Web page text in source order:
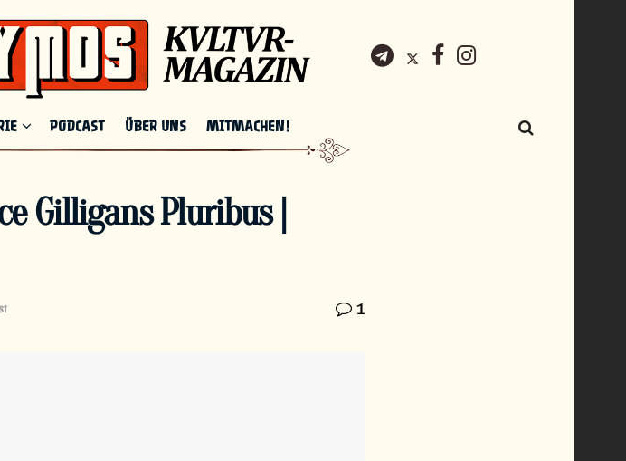
PODCAST ÜBER UNS MITMACHEN!
Gilligans Pluribus |
1